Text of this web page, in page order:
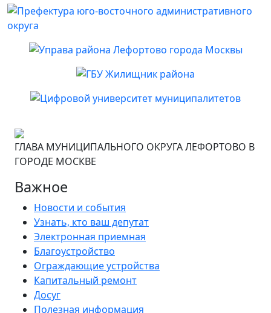
ГЛАВА МУНИЦИПАЛЬНОГО ОКРУГА ЛЕФОРТОВО В
ГОРОДЕ МОСКВЕ
Важное
Новости и события
Узнать, кто ваш депутат
Электронная приемная
Благоустройство
Ограждающие устройства
Капитальный ремонт
Досуг
Полезная информация